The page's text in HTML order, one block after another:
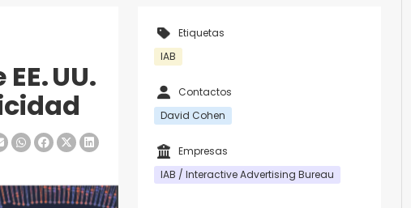
UU.
Etiquetas
IAB
Contactos
David Cohen
Empresas
IAB / Interactive Advertising Bureau